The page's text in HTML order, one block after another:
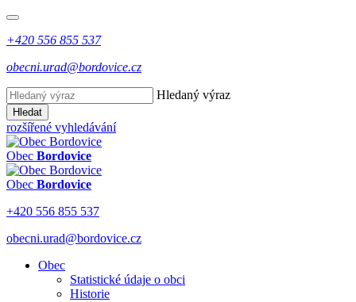
+420 556 855 537
obecni.urad@bordovice.cz
Hledaný výraz
Hledat
rozšířené vyhledávání
Obec Bordovice
Obec Bordovice
+420 556 855 537
obecni.urad@bordovice.cz
Obec
Statistické údaje o obci
Historie